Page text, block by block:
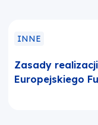
INNE
Zasady
Europejskiego